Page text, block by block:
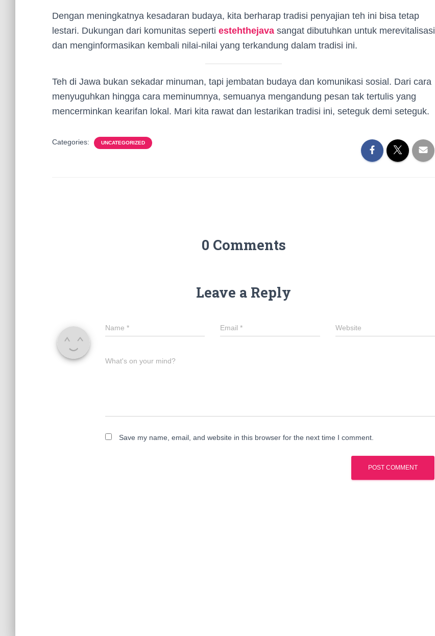
Dengan meningkatnya kesadaran budaya, kita berharap tradisi penyajian teh ini bisa tetap
lestari. Dukungan dari komunitas seperti estehthejava sangat dibutuhkan untuk merevitalisasi
dan menginformasikan kembali nilai-nilai yang terkandung dalam tradisi ini.
Teh di Jawa bukan sekadar minuman, tapi jembatan budaya dan komunikasi sosial. Dari cara
menyuguhkan hingga cara meminumnya, semuanya mengandung pesan tak tertulis yang
mencerminkan kearifan lokal. Mari kita rawat dan lestarikan tradisi ini, seteguk demi seteguk.
Categories: UNCATEGORIZED
0 Comments
Leave a Reply
Name * Email* Website
What's on your mind?
Save my name, email, and website in this browser for the next time I comment.